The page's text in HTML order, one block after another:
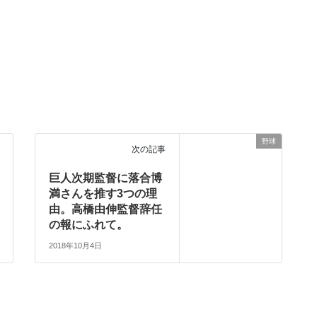
野球
次の記事
巨人次期監督に落合博
満さんを推す3つの理
由。高橋由伸監督辞任
の報にふれて。
2018年10月4日